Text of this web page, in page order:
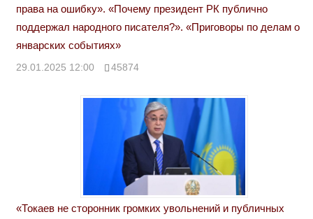
права на ошибку». «Почему президент РК публично
поддержал народного писателя?». «Приговоры по делам о
январских событиях»
29.01.2025 12:00 45874
«Токаев не сторонник громких увольнений и публичных